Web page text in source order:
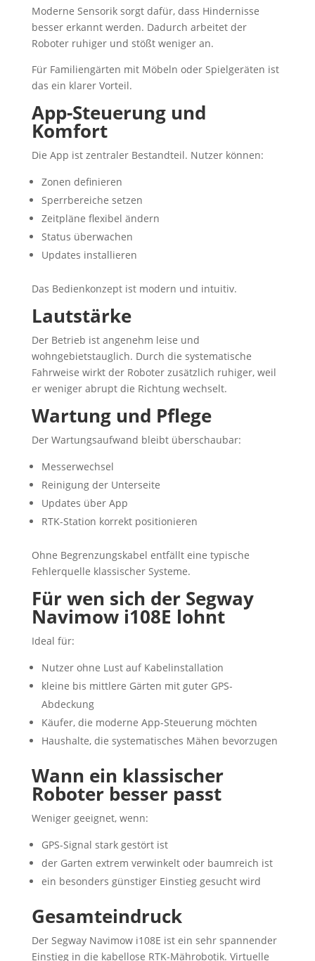
Moderne Sensorik sorgt dafür, dass Hindernisse
besser erkannt werden. Dadurch arbeitet der
Roboter ruhiger und stößt weniger an.
Für Familiengärten mit Möbeln oder Spielgeräten ist
das ein klarer Vorteil.
App-Steuerung und
Komfort
Die App ist zentraler Bestandteil. Nutzer können:
Zonen definieren
Sperrbereiche setzen
Zeitpläne flexibel ändern
Status überwachen
Updates installieren
Das Bedienkonzept ist modern und intuitiv.
Lautstärke
Der Betrieb ist angenehm leise und
wohngebietstauglich. Durch die systematische
Fahrweise wirkt der Roboter zusätzlich ruhiger, weil
er weniger abrupt die Richtung wechselt.
Wartung und Pflege
Der Wartungsaufwand bleibt überschaubar:
Messerwechsel
Reinigung der Unterseite
Updates über App
RTK-Station korrekt positionieren
Ohne Begrenzungskabel entfällt eine typische
Fehlerquelle klassischer Systeme.
Für wen sich der Segway
Navimow i108E lohnt
Ideal für:
Nutzer ohne Lust auf Kabelinstallation
kleine bis mittlere Gärten mit guter GPS-
Abdeckung
Käufer, die moderne App-Steuerung möchten
Haushalte, die systematisches Mähen bevorzugen
Wann ein klassischer
Roboter besser passt
Weniger geeignet, wenn:
GPS-Signal stark gestört ist
der Garten extrem verwinkelt oder baumreich ist
ein besonders günstiger Einstieg gesucht wird
Gesamteindruck
Der Segway Navimow i108E ist ein sehr spannender
Einstieg in die kabellose RTK-Mährobotik. Virtuelle